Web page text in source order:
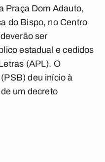
Praça Dom Adauto,
do Bispo, no Centro
ser
estadual e cedidos
(APL). O
deu início à
um decreto